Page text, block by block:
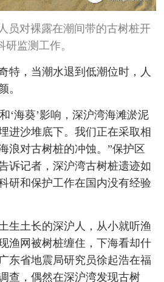
员对裸露在潮间带的古树桩开
研监测工作。
特，当潮水退到低潮位时，人
。
‘海葵’影响，深沪湾海滩淤泥
进沙堆底下。我们正在采取相
浪对古树桩的冲蚀。”保护区
诉记者，深沪湾古树桩遗迹如
研和保护工作在国内没有经验
生土长的深沪人，从小就听渔
渔网被树桩缠住，下海看却什
东省地震局研究员徐起浩在福
查，偶然在深沪湾发现古树